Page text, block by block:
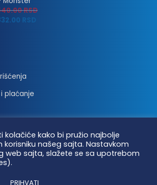
RSD
RSD
plaćanje
© 2026. Sva prava zadržana.
kolačiće kako bi pružio najbolje
korisniku našeg sajta. Nastavkom
web sajta, slažete se sa upotrebom
PRIHVATI